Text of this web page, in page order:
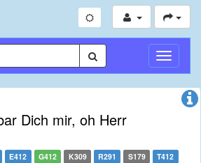
切
换
导
Dich mir, oh Herr
E412 G412 K309 R291 S179 T412